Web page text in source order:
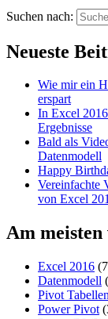
Suchen nach:
Neueste
Wie mir ein
erspart
In Excel
Ergebnisse
Bald als
Datenmodell
Happy
Vereinfachte
von Excel
Am
Excel 2016
Datenmodell
Pivot Tabellen
Power Pivot